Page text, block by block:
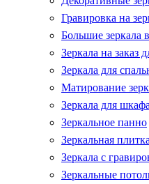
Гравировка на
Большие зеркала
Зеркала на заказ
Зеркала для
Матирование
Зеркала для
Зеркальное панно
Зеркальная
Зеркала с
Зеркальные